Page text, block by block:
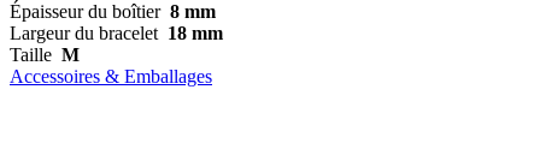
Épaisseur du boîtier 8 mm
Largeur du bracelet 18 mm
Taille M
Accessoires & Emballages